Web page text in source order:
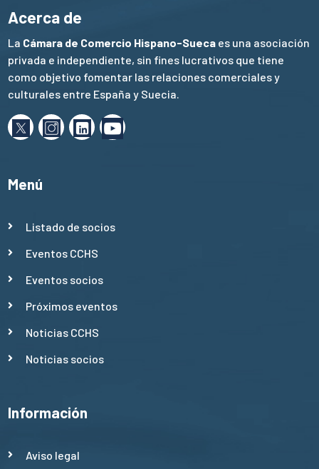
Acerca de
La Cámara de Comercio Hispano-Sueca es una asociación
privada e independiente, sin fines lucrativos que tiene
como objetivo fomentar las relaciones comerciales y
culturales entre España y Suecia.
Menú
Listado de socios
Eventos CCHS
Eventos socios
Próximos eventos
Noticias CCHS
Noticias socios
Información
Aviso legal